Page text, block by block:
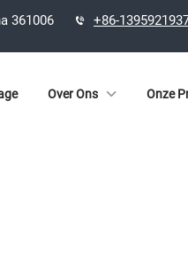
361006 +86-
Over Ons Onze